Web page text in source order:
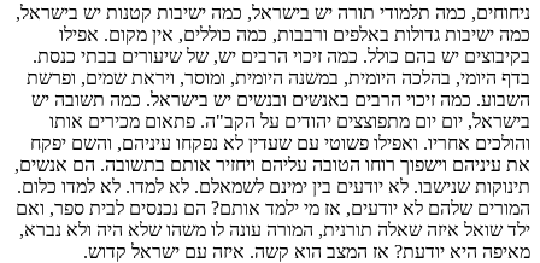
ניחוחים, כמה תלמודי תורה יש בישראל, כמה ישיבות קטנות יש בישראל,
כמה ישיבות גדולות באלפים ורבבות, כמה כוללים, אין מקום. אפילו
בקיבוצים יש בהם כולל. כמה זיכוי הרבים יש, של שיעורים בבתי כנסת.
בדף היומי, בהלכה היומית, במשנה היומית, ומוסר, ויראת שמים, ופרשת
השבוע. כמה זיכוי הרבים באנשים ובנשים יש בישראל. כמה תשובה יש
בישראל, יום יום מתפוצצים יהודים על הקב"ה. פתאום מכירים אותו
והולכים אחריו. ואפילו פשוטי עם שעדין לא נפקחו עיניהם, והשם יפקח
את עיניהם וישפוך רוחו הטובה עליהם ויחזיר אותם בתשובה. הם אנשים,
תינוקות שנישבו. לא יודעים בין ימינם לשמאלם. לא למדו. לא למדו כלום.
המורים שלהם לא יודעים, אז מי ילמד אותם? הם נכנסים לבית ספר, ואם
ילד שואל איזה שאלה תורנית, המורה עונה לו משהו שלא היה ולא נברא,
מאיפה היא יודעת? אז המצב הוא קשה. איזה עם ישראל קדוש.